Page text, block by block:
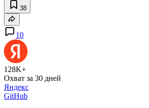
38
10
128K+
Охват за 30 дней
Яндекс
GitHub